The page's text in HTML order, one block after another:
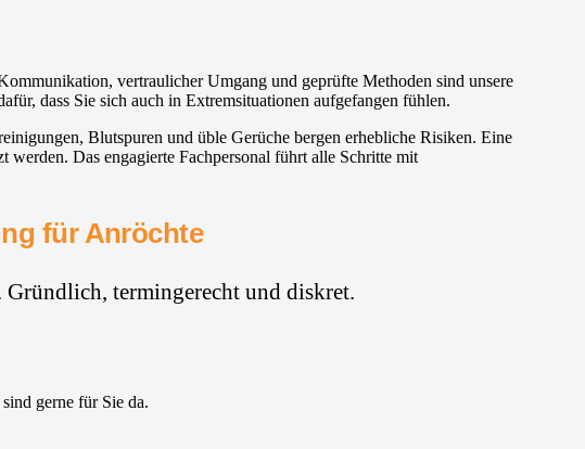
vertraulicher Umgang und geprüfte Methoden sind unsere
dass Sie sich auch in Extremsituationen aufgefangen fühlen.
Blutspuren und üble Gerüche bergen erhebliche Risiken. Eine
werden. Das engagierte Fachpersonal führt alle Schritte mit
für Anröchte
Gründlich, termingerecht und diskret.
gerne für Sie da.